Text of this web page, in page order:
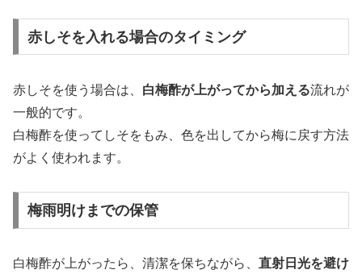
赤しそを入れる場合のタイミング
赤しそを使う場合は、 白梅酢が上がってから加える流れが
一般的です。
白梅酢を使ってしそをもみ、色を出してから梅に戻す方法
がよく使われます。
梅雨明けまでの保管
白梅酢が上がったら、清潔を保ちながら、 直射日光を避け